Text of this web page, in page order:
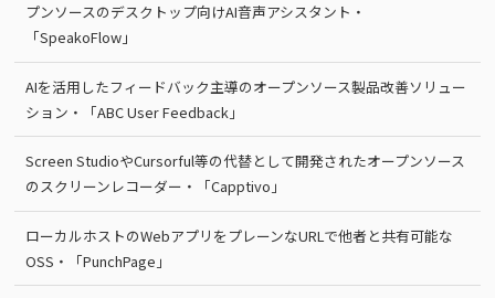
プンソースのデスクトップ向けAI音声アシスタント・
「SpeakoFlow」
AIを活用したフィードバック主導のオープンソース製品改善ソリュー
ション・「ABC User Feedback」
Screen StudioやCursorful等の代替として開発されたオープンソース
のスクリーンレコーダー・「Capptivo」
ローカルホストのWebアプリをプレーンなURLで他者と共有可能な
OSS・「PunchPage」